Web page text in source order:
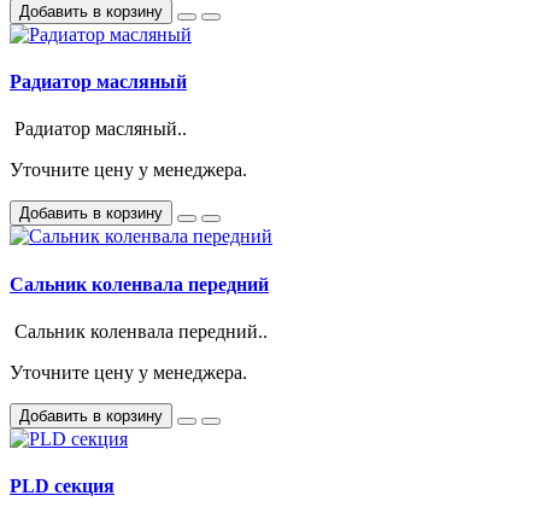
Добавить в корзину
Радиатор масляный
Радиатор масляный..
Уточните цену у менеджера.
Добавить в корзину
Сальник коленвала передний
Сальник коленвала передний..
Уточните цену у менеджера.
Добавить в корзину
PLD секция